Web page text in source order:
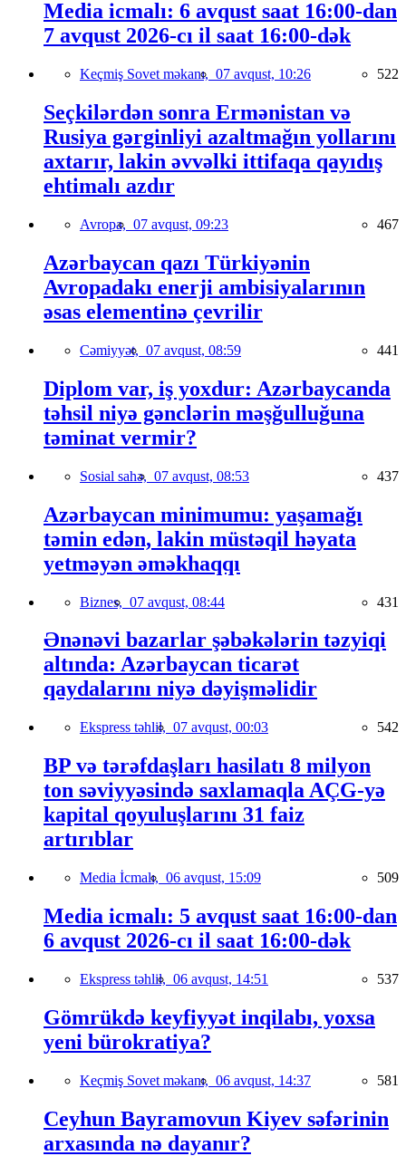
Media icmalı: 6 avqust saat 16:00-dan
7 avqust 2026-cı il saat 16:00-dək
Keçmiş Sovet məkanı, 07 avqust, 10:26 522
Seçkilərdən sonra Ermənistan və
Rusiya gərginliyi azaltmağın yollarını
axtarır, lakin əvvəlki ittifaqa qayıdış
ehtimalı azdır
Avropa, 07 avqust, 09:23 467
Azərbaycan qazı Türkiyənin
Avropadakı enerji ambisiyalarının
əsas elementinə çevrilir
Cəmiyyət, 07 avqust, 08:59 441
Diplom var, iş yoxdur: Azərbaycanda
təhsil niyə gənclərin məşğulluğuna
təminat vermir?
Sosial sahə, 07 avqust, 08:53 437
Azərbaycan minimumu: yaşamağı
təmin edən, lakin müstəqil həyata
yetməyən əməkhaqqı
Biznes, 07 avqust, 08:44 431
Ənənəvi bazarlar şəbəkələrin təzyiqi
altında: Azərbaycan ticarət
qaydalarını niyə dəyişməlidir
Ekspress təhlil, 07 avqust, 00:03 542
BP və tərəfdaşları hasilatı 8 milyon
ton səviyyəsində saxlamaqla AÇG-yə
kapital qoyuluşlarını 31 faiz
artırıblar
Media İcmalı, 06 avqust, 15:09 509
Media icmalı: 5 avqust saat 16:00-dan
6 avqust 2026-cı il saat 16:00-dək
Ekspress təhlil, 06 avqust, 14:51 537
Gömrükdə keyfiyyət inqilabı, yoxsa
yeni bürokratiya?
Keçmiş Sovet məkanı, 06 avqust, 14:37 581
Ceyhun Bayramovun Kiyev səfərinin
arxasında nə dayanır?